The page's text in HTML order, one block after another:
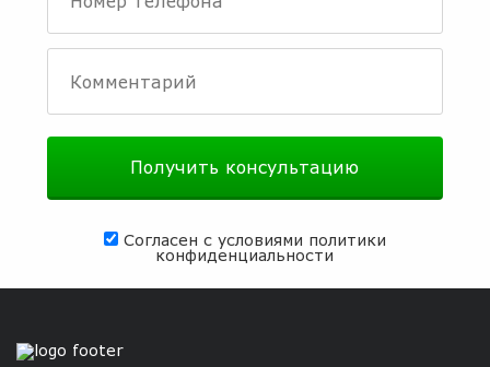
Согласен с условиями политики
конфиденциальности